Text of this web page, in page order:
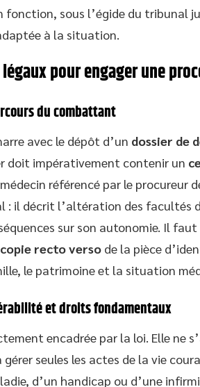
fonction, sous l’égide du tribunal
à la situation.
pour engager une
du combattant
avec le dépôt d’un dossier de
doit impérativement contenir un
référencé par le procureur
: il décrit l’altération des facultés
sur son autonomie. Il
copie recto verso de la pièce
le patrimoine et la situation
et droits fondamentaux
encadrée par la loi. Elle ne
seules les actes de la vie
d’un handicap ou d’une